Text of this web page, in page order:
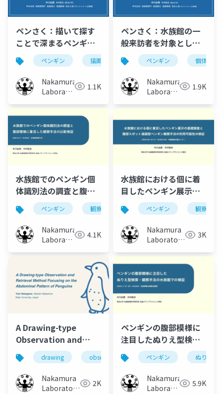
ペンさく：描いて探す
ことで深まるペンギン
観察手法と水族館来訪
者を対象とした実証実
験
ペンギン 描画 水族館 動物園
Nakamura
Laboratory
1.1K
ペンさく：水族館の一
般来訪者を対象とした
ペンギン描画型検索シ
ステムの実地検証
ペンギン 個体識別
Nakamura
Laboratory
1.9K
水族館でのペンギン個
体識別法の調査と腹部
模様に着目した観察手
法の比較検証
ペンギン 観察支援 記憶 描画
Nakamura
Laboratory
4.1K
水族館における個に着
目したペンギン展示の
基礎調査と腹部スポッ
ト描画型ペンギン観察
手法の利用可能性の検
証
ペンギン 観察支援
Nakamura
Laboratory
3K
A Drawing-type
Observation and
Retrieval Method
Focusing on the
Abdominal Pattern
of Penguins
drawing observation support penguins
Nakamura
Laboratory
2K
ペンギンの腹部模様に
注目したぬりえ型検
索・観察手法の水族館
での検証
ペンギン ぬりえ
Nakamura
Laboratory
5.9K